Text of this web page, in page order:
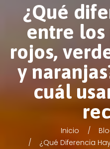
¿Qué
entre
rojos,
y
cuál
Inicio
¿Qué Diferencia